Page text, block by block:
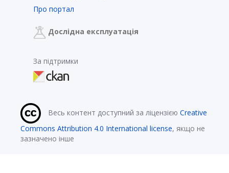
Про портал
Дослідна експлуатація
За підтримки
Весь контент доступний за ліцензією Creative
Commons Attribution 4.0 International license, якщо не
зазначено інше